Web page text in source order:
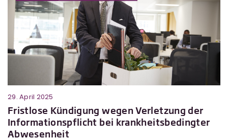
29. April 2025
Fristlose Kündigung wegen Verletzung der
Informationspflicht bei krankheitsbedingter
Abwesenheit